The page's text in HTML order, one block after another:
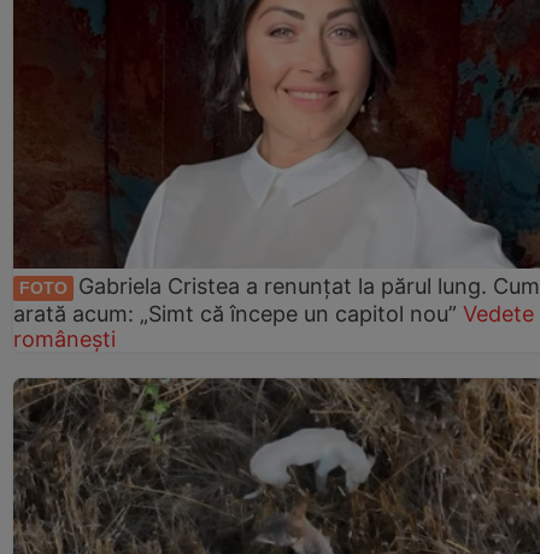
FOTO
Gabriela Cristea a renunțat la părul lung. Cum
arată acum: „Simt că începe un capitol nou” Vedete
românești